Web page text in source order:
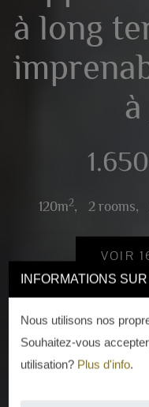
INFORMATIONS
Nous utilisons nos
Souhaitez-vous
utilisation? Plus d'info.
à long
120m2, 2 rooms,
VOIR